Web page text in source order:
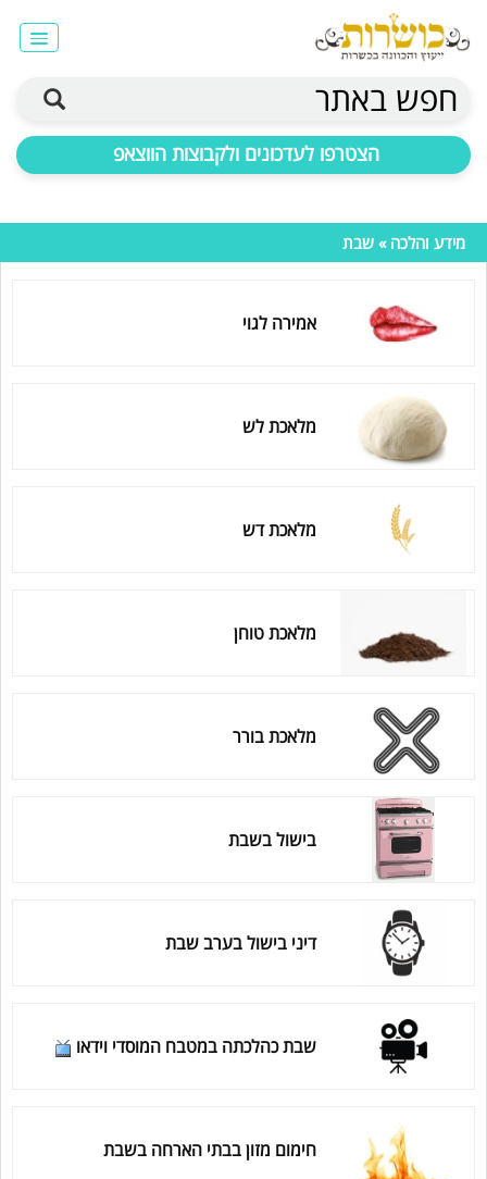
חפש באתר
הצטרפו לעדכונים ולקבוצות הווצאפ
מידע והלכה » שבת
אמירה לגוי
מלאכת לש
מלאכת דש
מלאכת טוחן
מלאכת בורר
בישול בשבת
דיני בישול בערב שבת
שבת כהלכתה במטבח המוסדי וידאו
חימום מזון בבתי הארחה בשבת